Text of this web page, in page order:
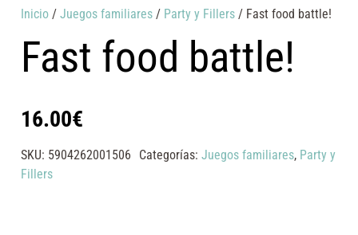
Inicio /Juegos familiares / Party y Fillers / Fast food battle!
Fast food battle!
16.00€
SKU: 5904262001506 Categorías: Juegos familiares, Party y
Fillers